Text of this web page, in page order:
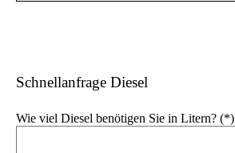
Schnellanfrage Diesel
Wie viel Diesel benötigen Sie in Litern? (*)